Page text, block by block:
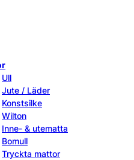
Ull
Jute / Läder
Konstsilke
Wilton
Inne- & utematta
Bomull
Tryckta mattor